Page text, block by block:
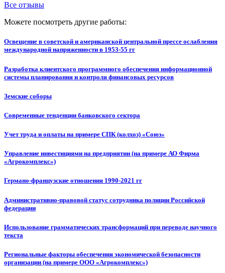
Все отзывы
Можете посмотреть другие работы:
Освещение в советской и американской центральной прессе ослабления
международной напряженности в 1953-55 гг
Разработка клиентского программного обеспечения информационной
системы планирования и контроля финансовых ресурсов
Земские соборы
Современные тенденции банковского сектора
Учет труда и оплаты на примере СПК (колхоз) «Союз»
Управление инвестициями на предприятии (на примере АО Фирма
«Агрокомплекс»)
Германо-французские отношения 1990-2021 гг
Административно-правовой статус сотрудника полиции Российской
федерации
Использование грамматических трансформаций при переводе научного
текста
Региональные факторы обеспечения экономической безопасности
организации (на примере ООО «Агрокомплекс»)